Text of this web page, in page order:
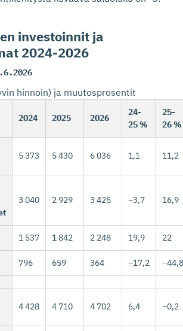
investoinnit ja
2024-2026
hinnoin) ja muutosprosentit
2024 2025 2026
24-
25 %
25-
26 %
5 373 5 430 6 036 1,1 11,2
3 040 2 929 3 425 −3,7 16,9
1 537 1 842 2 248 19,9 22
796 659 364 −17,2 −44,8
4 428 4 710 4 702 6,4 −0,2